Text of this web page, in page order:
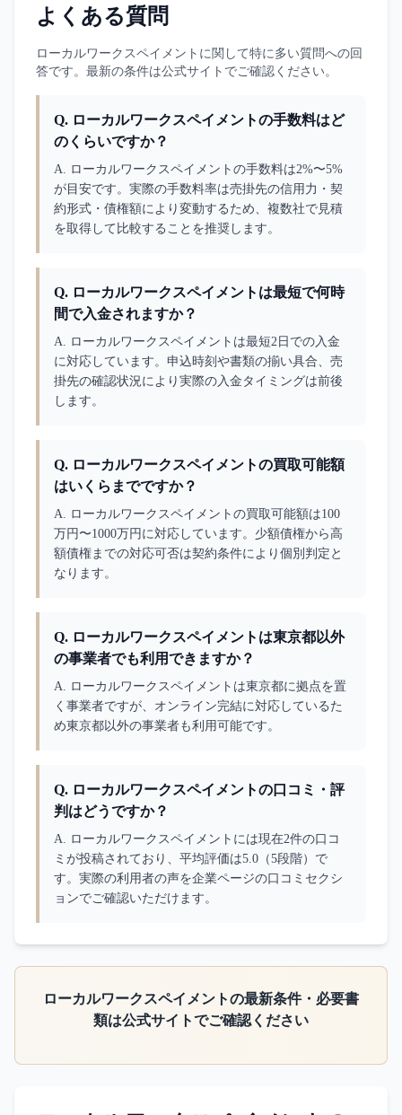
よくある質問
ローカルワークスペイメント に関して特に多い質問への回
答です。最新の条件は公式サイトでご確認ください。
Q. ローカルワークスペイメントの手数料はど
のくらいですか？
A. ローカルワークスペイメントの手数料は2%〜5%
が目安です。実際の手数料率は売掛先の信用力・契
約形式・債権額により変動するため、複数社で見積
を取得して比較することを推奨します。
Q. ローカルワークスペイメントは最短で何時
間で入金されますか？
A. ローカルワークスペイメントは最短2日での入金
に対応しています。申込時刻や書類の揃い具合、売
掛先の確認状況により実際の入金タイミングは前後
します。
Q. ローカルワークスペイメントの買取可能額
はいくらまでですか？
A. ローカルワークスペイメントの買取可能額は100
万円〜1000万円に対応しています。少額債権から高
額債権までの対応可否は契約条件により個別判定と
なります。
Q. ローカルワークスペイメントは東京都以外
の事業者でも利用できますか？
A. ローカルワークスペイメントは東京都に拠点を置
く事業者ですが、オンライン完結に対応しているた
め東京都以外の事業者も利用可能です。
Q. ローカルワークスペイメントの口コミ・評
判はどうですか？
A. ローカルワークスペイメントには現在2件の口コ
ミが投稿されており、平均評価は5.0（5段階）で
す。実際の利用者の声を企業ページの口コミセクシ
ョンでご確認いただけます。
ローカルワークスペイメントの最新条件・必要書
類は公式サイトでご確認ください